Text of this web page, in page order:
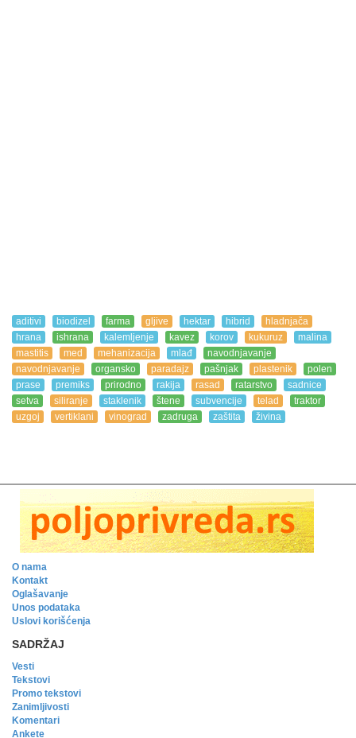
aditivi biodizel farma gljive hektar hibrid
hladnjača
hrana
ishrana kalemljenje kavez korov kukuruz
malina
mastitis
med mehanizacija mlađ
navodnjavanje
navodnjavanje
organsko paradajz pašnjak plastenik
polen
prase
premiks prirodno rakija rasad ratarstvo
sadnice
setva
siliranje staklenik štene subvencije telad
traktor
uzgoj
vertiklani vinograd zadruga zaštita živina
O nama
Kontakt
Oglašavanje
Unos podataka
Uslovi korišćenja
SADRŽAJ
Vesti
Tekstovi
Promo tekstovi
Zanimljivosti
Komentari
Ankete